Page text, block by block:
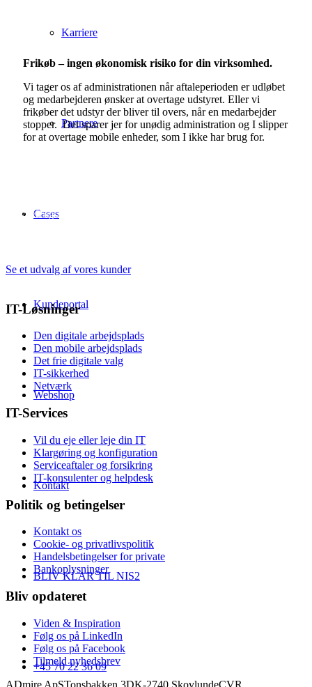
Karriere
Partnere
Cases
Kundeportal
Webshop
Kontakt
BLIV KLAR TIL NIS2
+45 70 22 36 09
Frikøb – ingen økonomisk risiko for din virksomhed.
Vi tager os af administrationen når aftaleperioden er udløbet
og medarbejderen ønsker at overtage udstyret. Eller vi
frikøber det udstyr der bliver til overs, når en medarbejder
stopper. Det sparer jer for unødig administration og I slipper
for at overtage mobile enheder, som I ikke har brug for.
Og vi vil også gerne hjælpe dig. Hvad enten det drejer som en privat
Se et udvalg af vores kunder
IT-Løsninger
Den digitale arbejdsplads
Den mobile arbejdsplads
Det frie digitale valg
IT-sikkerhed
Netværk
IT-Services
Vil du eje eller leje din IT
Klargøring og konfiguration
Serviceaftaler og forsikring
IT-konsulenter og helpdesk
Politik og betingelser
Kontakt os
Cookie- og privatlivspolitik
Handelsbetingelser for private
Bankoplysninger
Bliv opdateret
Viden & Inspiration
Følg os på LinkedIn
Følg os på Facebook
Tilmeld nyhedsbrev
ADmire ApSTonsbakken 3DK-2740 SkovlundeCVR